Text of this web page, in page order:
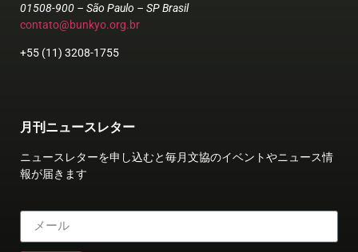
01508-900 – São Paulo – SP Brasil
contato@bunkyo.org.br
+55 (11) 3208-1755
月刊ニュースレター
ニュースレターを申し込むと毎月文協のイベントやニュース情
報が届きます